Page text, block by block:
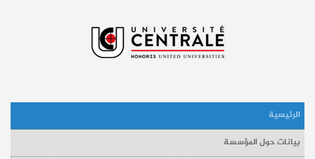
الرئيسية
بيانات حول المؤسسة